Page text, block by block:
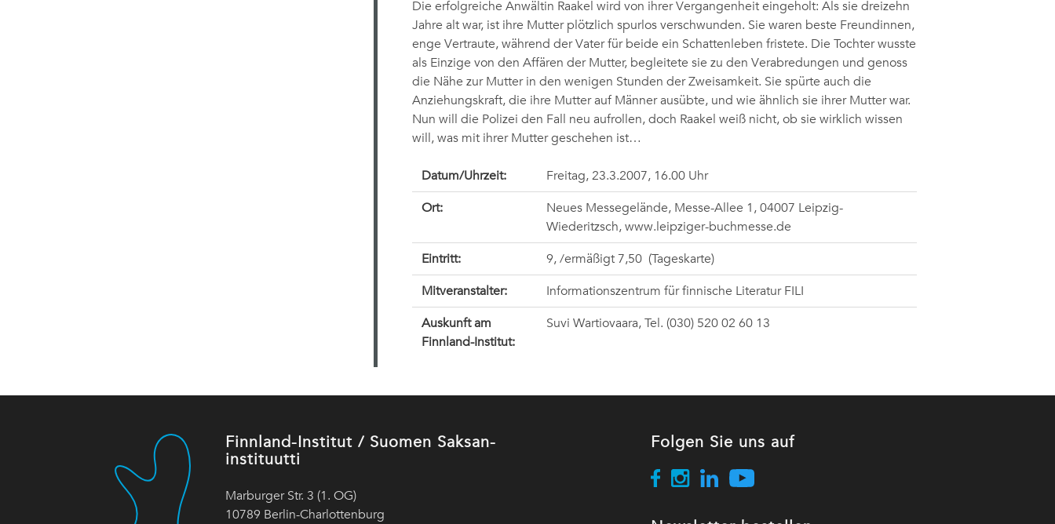
Die erfolgreiche Anwältin Raakel wird von ihrer Vergangenheit eingeholt: Als sie dreizehn
Jahre alt war, ist ihre Mutter plötzlich spurlos verschwunden. Sie waren beste Freundinnen,
enge Vertraute, während der Vater für beide ein Schattenleben fristete. Die Tochter wusste
als Einzige von den Affären der Mutter, begleitete sie zu den Verabredungen und genoss
die Nähe zur Mutter in den wenigen Stunden der Zweisamkeit. Sie spürte auch die
Anziehungskraft, die ihre Mutter auf Männer ausübte, und wie ähnlich sie ihrer Mutter war.
Nun will die Polizei den Fall neu aufrollen, doch Raakel weiß nicht, ob sie wirklich wissen
will, was mit ihrer Mutter geschehen ist…
Datum/Uhrzeit: Freitag, 23.3.2007, 16.00 Uhr
Ort:
Neues Messegelände, Messe-Allee 1, 04007 Leipzig-
Wiederitzsch, www.leipziger-buchmesse.de
Eintritt: 9, /ermäßigt 7,50 (Tageskarte)
Mitveranstalter: Informationszentrum für finnische Literatur FILI
Auskunft am
Finnland-Institut:
Suvi Wartiovaara, Tel. (030) 520 02 60 13
Finnland-Institut / Suomen Saksan-
instituutti
Marburger Str. 3 (1. OG)
10789 Berlin-Charlottenburg
Folgen Sie uns auf